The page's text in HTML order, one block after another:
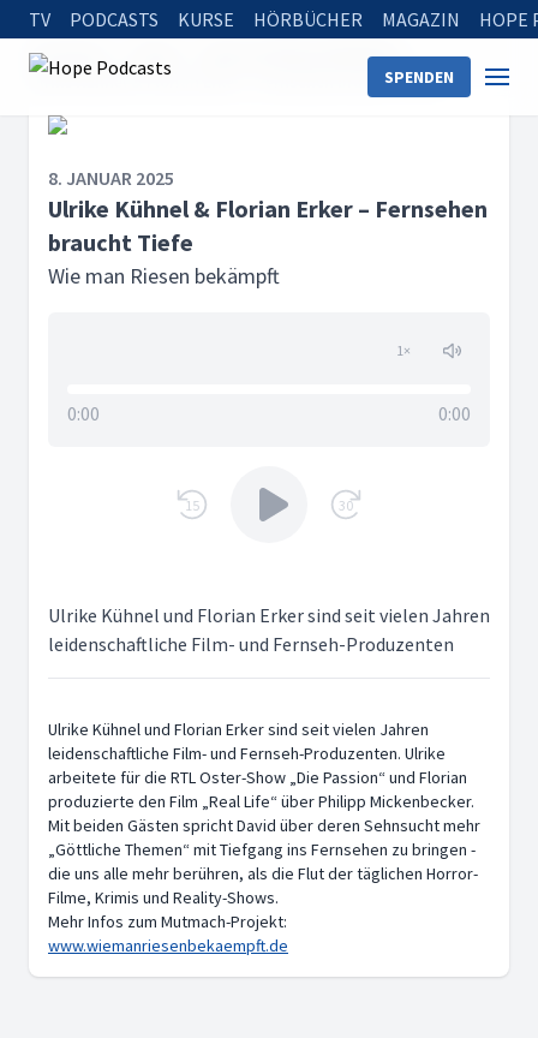
TV PODCASTS KURSE HÖRBÜCHER MAGAZIN HOPE
SPENDEN
Startseite
Wie man Riesen bekämpft
Ulrike Kühnel & Florian Erker – Fernsehen braucht Tiefe
8. JANUAR 2025
Ulrike Kühnel & Florian Erker – Fernsehen
braucht Tiefe
Wie man Riesen bekämpft
1×
0:00 0:00
15 30
Ulrike Kühnel und Florian Erker sind seit vielen Jahren
leidenschaftliche Film- und Fernseh-Produzenten
Ulrike Kühnel und Florian Erker sind seit vielen Jahren
leidenschaftliche Film- und Fernseh-Produzenten. Ulrike
arbeitete für die RTL Oster-Show „Die Passion“ und Florian
produzierte den Film „Real Life“ über Philipp Mickenbecker.
Mit beiden Gästen spricht David über deren Sehnsucht mehr
„Göttliche Themen“ mit Tiefgang ins Fernsehen zu bringen -
die uns alle mehr berühren, als die Flut der täglichen Horror-
Filme, Krimis und Reality-Shows.
Mehr Infos zum Mutmach-Projekt:
www.wiemanriesenbekaempft.de